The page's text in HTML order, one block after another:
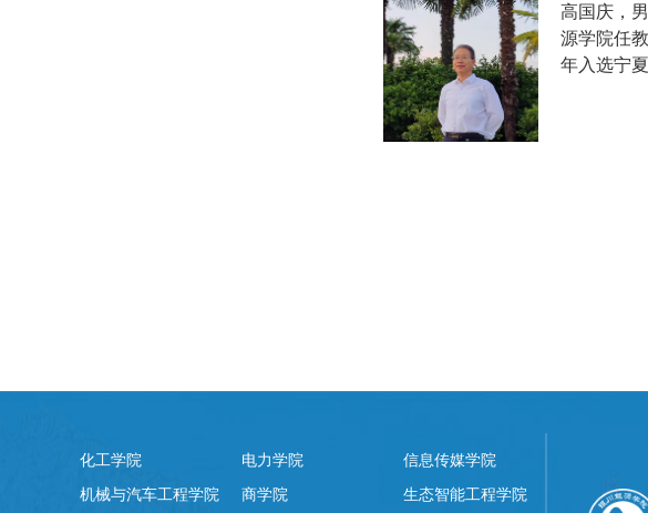
高国庆，
源学院任
年入选宁
化工学院 电力学院 信息传媒学院
机械与汽车工程学院 商学院 生态智能工程学院